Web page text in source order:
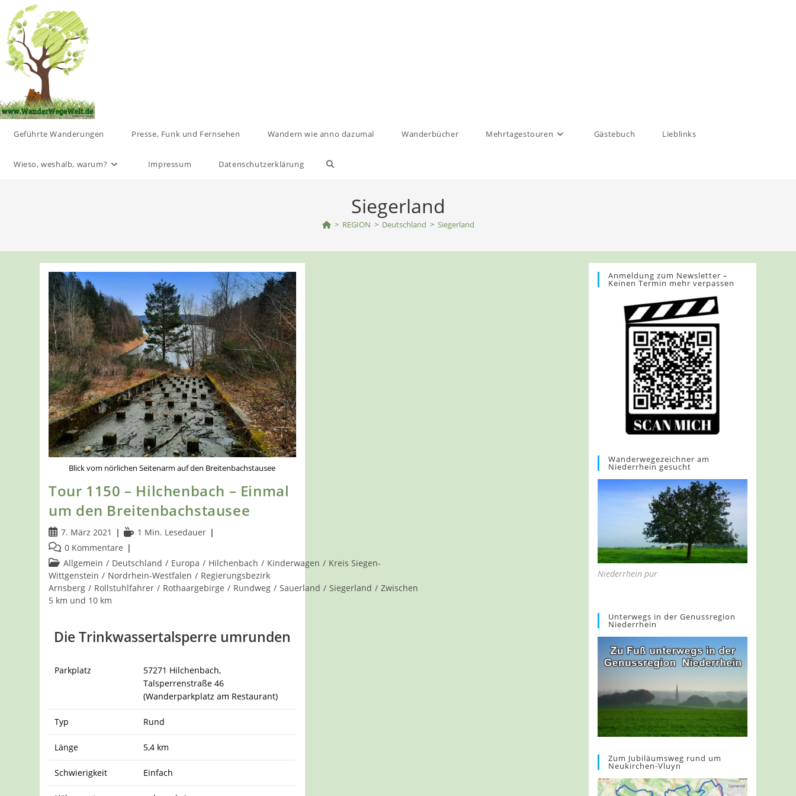
Inhalt
springen
Geführte Wanderungen Presse, Funk und Fernsehen Wandern wie anno dazumal Wanderbücher Mehrtagestouren Gästebuch Lieblinks
Wieso, weshalb, warum? Impressum Datenschutzerklärung Website-
umschalten
Siegerland
> REGION > Deutschland > Siegerland
Blick vom nörlichen Seitenarm auf den Breitenbachstausee
Tour 1150 – Hilchenbach – Einmal
um den Breitenbachstausee
Beitrag
veröffentlicht:
7. März 2021 Lesedauer:
1 Min. Lesedauer
Beitrags-
Kommentare:
0 Kommentare
Beitrags-
Kategorie:
Allgemein / Deutschland / Europa / Hilchenbach / Kinderwagen / Kreis Siegen-
Wittgenstein / Nordrhein-Westfalen / Regierungsbezirk
Arnsberg / Rollstuhlfahrer / Rothaargebirge / Rundweg / Sauerland / Siegerland / Zwischen
5 km und 10 km
Die Trinkwassertalsperre umrunden
Parkplatz
57271 Hilchenbach,
Talsperrenstraße 46
(Wanderparkplatz am Restaurant)
Typ Rund
Länge 5,4 km
Schwierigkeit Einfach
Anmeldung zum Newsletter –
Keinen Termin mehr verpassen
Wanderwegezeichner am
Niederrhein gesucht
Niederrhein pur
Unterwegs in der Genussregion
Niederrhein
Zum Jubiläumsweg rund um
Neukirchen-Vluyn